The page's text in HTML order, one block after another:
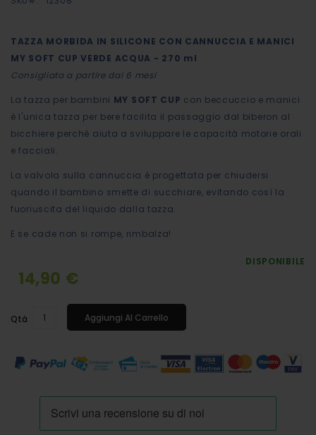
TAZZA MORBIDA IN SILICONE CON CANNUCCIA E MANICI
MY SOFT CUP VERDE ACQUA - 270 ml
Consigliata a partire dai 6 mesi
La tazza per bambini MY SOFT CUP con beccuccio e manici
è l'unica tazza per bere facilita il passaggio dal biberon al
bicchiere perché aiuta a sviluppare le capacità motorie orali
e facciali.
La valvola sulla cannuccia è progettata per chiudersi
quando il bambino smette di succhiare, evitando così la
fuoriuscita del liquido dalla tazza.
E se cade non si rompe, rimbalza!
DISPONIBILE
14,90 €
Qtà Aggiungi Al Carrello